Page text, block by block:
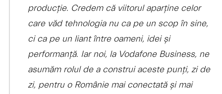
producție. Credem că viitorul aparține celor
care văd tehnologia nu ca pe un scop în sine,
ci ca pe un liant între oameni, idei și
performanță. Iar noi, la Vodafone Business, ne
asumăm rolul de a construi aceste punți, zi de
zi, pentru o Românie mai conectată și mai